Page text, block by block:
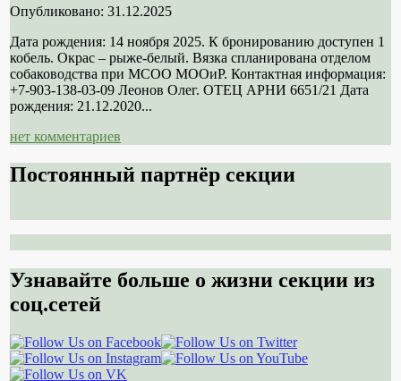
Опубликовано: 31.12.2025
Дата рождения: 14 ноября 2025. К бронированию доступен 1
кобель. Окрас – рыже-белый. Вязка спланирована отделом
собаководства при МСОО МООиР. Контактная информация:
+7-903-138-03-09 Леонов Олег. ОТЕЦ АРНИ 6651/21 Дата
рождения: 21.12.2020...
нет комментариев
Постоянный партнёр секции
Узнавайте больше о жизни секции из
соц.сетей